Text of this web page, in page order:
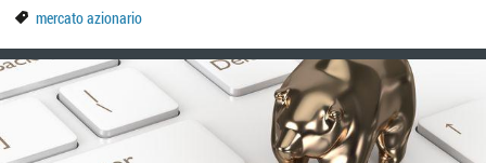
mercato azionario